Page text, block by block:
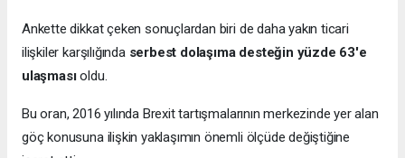
Ankette dikkat çeken sonuçlardan biri de daha yakın ticari
ilişkiler karşılığında serbest dolaşıma desteğin yüzde 63'e
ulaşmasıoldu.
Bu oran, 2016 yılında Brexit tartışmalarının merkezinde yer alan
göç konusuna ilişkin yaklaşımın önemli ölçüde değiştiğine